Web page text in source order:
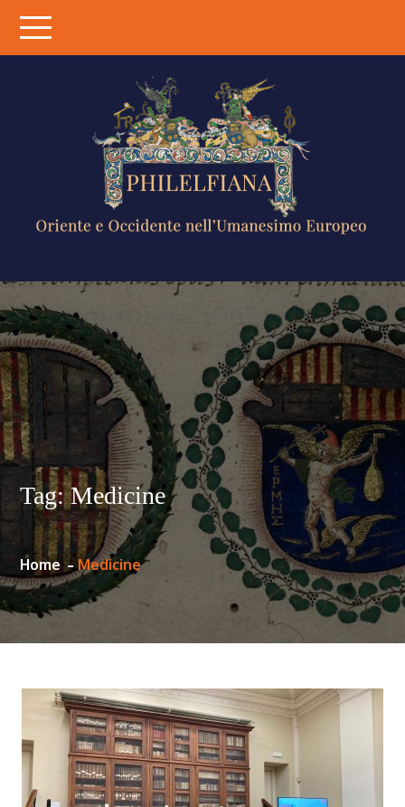
content
OCCIDENTE
NELL'UMANESIMO
EUROPEO
Tag:Medicine
Home Medicine